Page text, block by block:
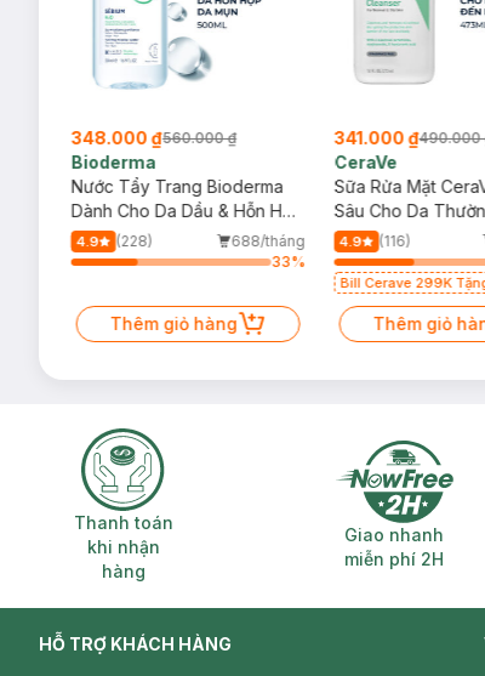
348.000 ₫560.000 ₫
Bioderma
Nước Tẩy Trang Bioderma
Dành Cho Da Dầu & Hỗn Hợp
500ml
4.9 (228)
688/tháng
33%
Thêm giỏ hàng
341.000 ₫490.000
CeraVe
Sữa Rửa Mặt
Sâu Cho Da
Dầu 473ml
4.9 (116)
Bill Cerave 299K
Thêm giỏ
Thanh toán khi nhận hàng
Thanh toán
khi nhận
hàng
Giao
Giao nhanh
miễn phí 2H
HỖ TRỢ KHÁCH HÀNG